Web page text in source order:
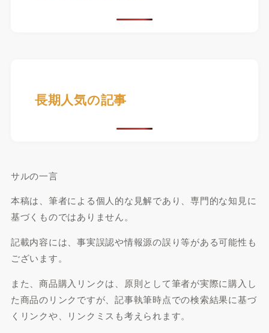
長期人気の記事
サルの一言
本稿は、筆者による個人的な見解であり、専門的な知見に
基づくものではありません。
記載内容には、事実誤認や情報源の誤り等がある可能性も
ございます。
また、商品購入リンクは、原則として筆者が実際に購入し
た商品のリンクですが、記事執筆時点での検索結果に基づ
くリンクや、リンクミスも考えられます。